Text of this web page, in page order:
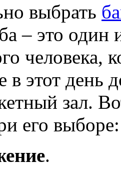
выбрать
– это
человека,
в этот день
зал.
его выборе:
.